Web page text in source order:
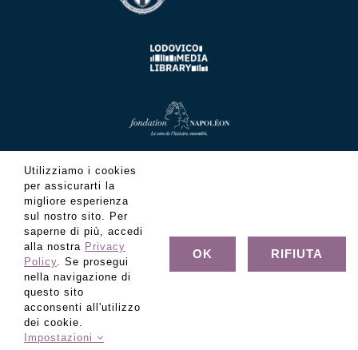
© Copyright Fondazione Museo Glauco Lombardi - C.F.
80022320347 - Tutti i diritti riservati
Utilizziamo i cookies
per assicurarti la
migliore esperienza
sul nostro sito. Per
saperne di più, accedi
alla nostra Privacy
Policy. Se prosegui
nella navigazione di
questo sito
acconsenti all'utilizzo
dei cookie.
Impostazioni
OK RIFIUTA